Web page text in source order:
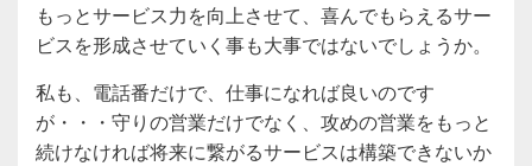
もっとサービス力を向上させて、喜んでもらえるサー
ビスを形成させていく事も大事ではないでしょうか。
私も、電話番だけで、仕事になれば良いのです
が・・・守りの営業だけでなく、攻めの営業をもっと
続けなければ将来に繋がるサービスは構築できないか